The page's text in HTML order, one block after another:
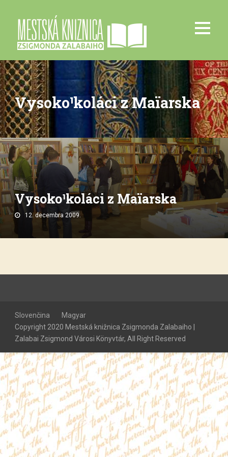
Vysoko¹koláci z Maïarska
Vysoko¹koláci z Maïarska
12. decembra 2009.
Slovenčina
Magyar
Copyright 2020 Mestská knižnica Zsigmonda Zalabaiho |
Zalabai Zsigmond Városi Könyvtár, All Right Reserved